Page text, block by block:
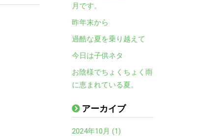
月です。
昨年末から
過酷な夏を乗り越えて
今日は子供ネタ
お陰様でちょくちょく雨
に恵まれている夏。
アーカイブ
2024年10月 (1)